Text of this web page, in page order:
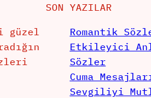
güzel
SON YAZILAR
Romantik
Etkileyici
Sözler
Cuma Mesajları
Sevgiliyi